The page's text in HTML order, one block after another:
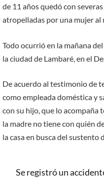
de 11 años quedó con
atropelladas por una mujer al
Todo ocurrió en la mañana
la ciudad de Lambaré, en el
De acuerdo al testimonio de
como empleada doméstica y
con su hijo, que lo acompaña
la madre no tiene con quién
la casa en busca del sustento
Se registró un